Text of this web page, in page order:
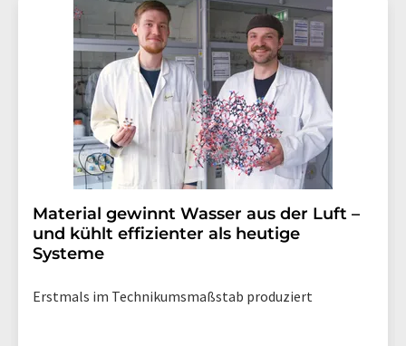
Material gewinnt Wasser aus der Luft –
und kühlt effizienter als heutige
Systeme
Erstmals im Technikumsmaßstab produziert